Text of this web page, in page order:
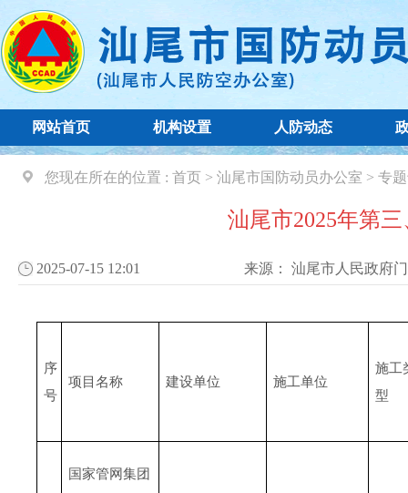
网站首页 机构设置 人防动态
您现在所在的位置 : 首页 > 汕尾市国防动员办公室 > 专
汕尾市2025年第
2025-07-15 12:01 来源： 汕尾市人民政府
序
号
项目名称 建设单位 施工单位
施工
型
国家管网集团